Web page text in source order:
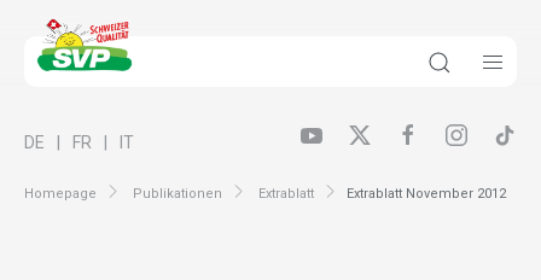
Homepage Publikationen Extrablatt Extrablatt November 2012
DE FR IT